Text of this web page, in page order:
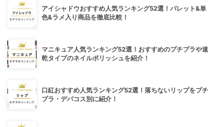
アイシャドウおすすめ人気ランキング52選！パレット&単
色&ラメ入り商品を徹底比較！
マニキュア人気ランキング52選！おすすめのプチプラや速
乾タイプのネイルポリッシュを紹介！
口紅おすすめ人気ランキング52選！落ちないリップをプチ
プラ・デパコス別に紹介！